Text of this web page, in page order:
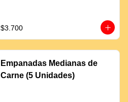
$3.700
Empanadas Medianas de
Carne (5 Unidades)